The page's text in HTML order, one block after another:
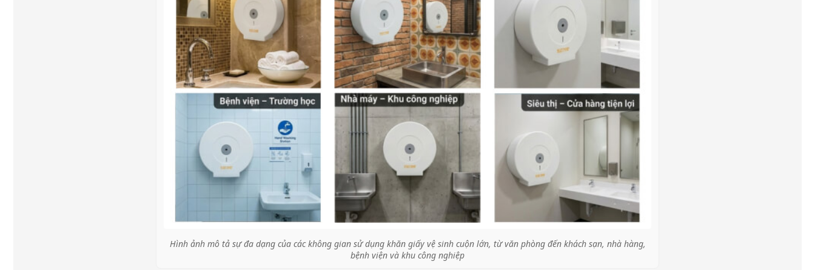
Hình ảnh mô tả sự đa dạng của các không gian sử dụng khăn giấy vệ sinh cuộn lớn, từ văn phòng đến khách sạn, nhà hàng,
bệnh viện và khu công nghiệp